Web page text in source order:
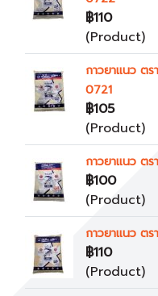
฿110
(Product)
กาวยาแนว ต
0721
฿105
(Product)
กาวยาแนว ต
฿100
(Product)
กาวยาแนว ต
฿110
(Product)